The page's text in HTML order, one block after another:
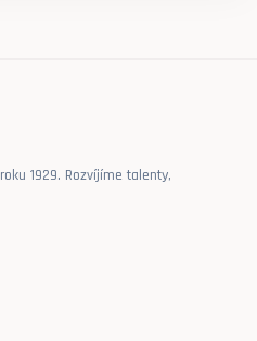
1929. Rozvíjíme talenty,